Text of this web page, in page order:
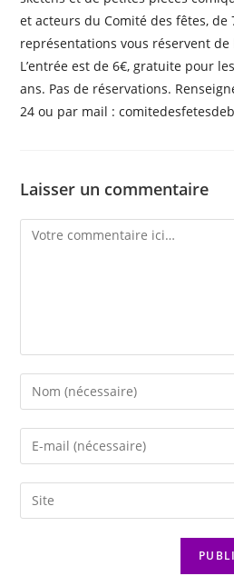
et acteurs du Comité des fêtes, de
représentations vous réservent
L’entrée est de 6€, gratuite pour
ans. Pas de réservations.
24 ou par mail :
Laisser un commentaire